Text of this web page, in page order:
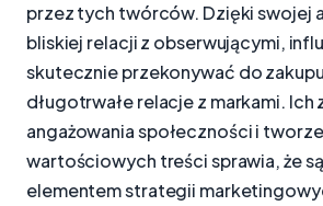
przez tych twórców. Dzięki swojej
bliskiej relacji z obserwującymi,
skutecznie przekonywać do
długotrwałe relacje z markami.
angażowania społeczności i
wartościowych treści sprawia, że
elementem strategii